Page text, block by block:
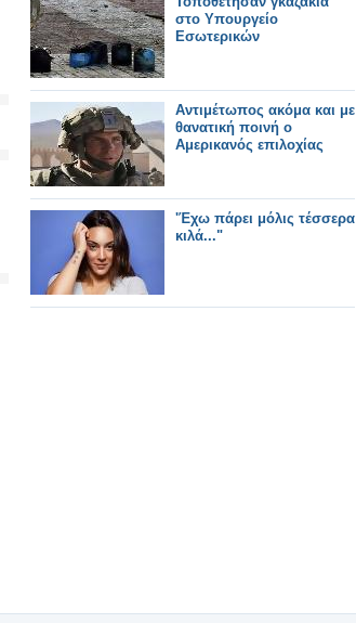
στο Υπουργείο
Εσωτερικών
Αντιμέτωπος ακόμα και με
θανατική ποινή ο
Αμερικανός επιλοχίας
'Έχω πάρει μόλις τέσσερα
κιλά..."